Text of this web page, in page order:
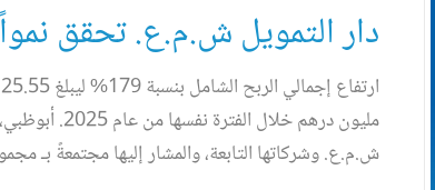
دار التمويل ش.م.ع. تحقق نمواً بنسبة 57% في
ش.م.ع. وشركاتها التابعة، والمشار إليها مجتمعةً بـ